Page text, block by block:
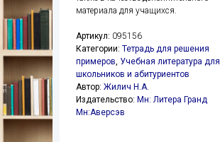
материала для учащихся.
Артикул: 095156
Категории: Тетрадь для решения
примеров, Учебная литература для
школьников и абитуриентов
Автор: Жилич Н.А.
Издательство: Мн: Литера Гранд
Мн:Аверсэв